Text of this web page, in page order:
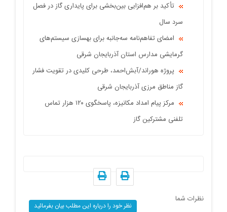
تأکید بر هم‌افزایی بین‌بخشی برای پایداری گاز در فصل
سرد سال
امضای تفاهم‌نامه سه‌جانبه برای بهسازی سیستم‌های
گرمایشی مدارس استان آذربایجان شرقی
پروژه هوراند/آبش‌احمد، طرحی کلیدی در تقویت فشار
گاز مناطق مرزی آذربایجان شرقی
مرکز پیام امداد مکانیزه، پاسخگوی ۱۲۰ هزار تماس
تلفنی مشترکین گاز
نظرات شما
نظر خود را درباره این مطلب بیان بفرمائید